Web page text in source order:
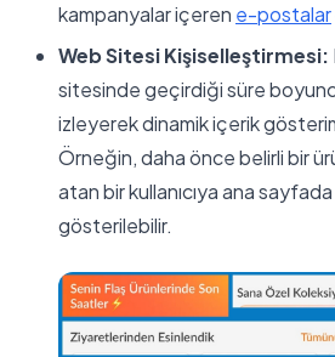
kampanyalar içeren e-postalar
Web Sitesi Kişiselleştirmesi:
sitesinde geçirdiği süre
izleyerek dinamik içerik
Örneğin, daha önce belirli bir
atan bir kullanıcıya ana
gösterilebilir.